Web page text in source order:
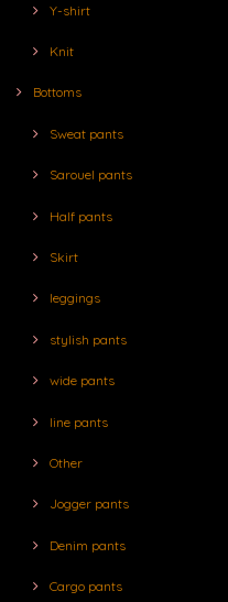
Y-shirt
Knit
Bottoms
Sweat pants
Sarouel pants
Half pants
Skirt
leggings
stylish pants
wide pants
line pants
Other
Jogger pants
Denim pants
Cargo pants